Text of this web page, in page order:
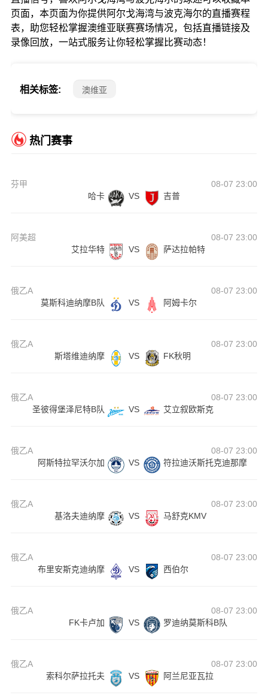
页面，本页面为你提供阿尔戈海湾与波克海尔的直播赛程
表，助您轻松掌握澳维亚联赛赛场情况，包括直播链接及
录像回放，一站式服务让你轻松掌握比赛动态！
相关标签: 澳维亚
热门赛事
芬甲
08-07 23:00
哈卡
VS 吉普
阿美超
08-07 23:00
艾拉华特
VS 萨达拉帕特
俄乙A
08-07 23:00
莫斯科迪纳摩B队
VS 阿姆卡尔
俄乙A
08-07 23:00
斯塔维迪纳摩
VS FK秋明
俄乙A
08-07 23:00
圣彼得堡泽尼特B队
VS 艾立叙欧斯克
俄乙A
08-07 23:00
阿斯特拉罕沃尔加
VS 符拉迪沃斯托克迪那摩
俄乙A
08-07 23:00
基洛夫迪纳摩
VS 马舒克KMV
俄乙A
08-07 23:00
布里安斯克迪纳摩
VS 西伯尔
俄乙A
08-07 23:00
FK卡卢加
VS 罗迪纳莫斯科B队
俄乙A
08-07 23:00
索科尔萨拉托夫
VS 阿兰尼亚瓦拉